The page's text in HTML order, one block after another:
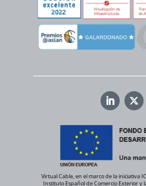
Virtual Cable, en el marco de la iniciativa
Instituto Español de Comercio Exterior y